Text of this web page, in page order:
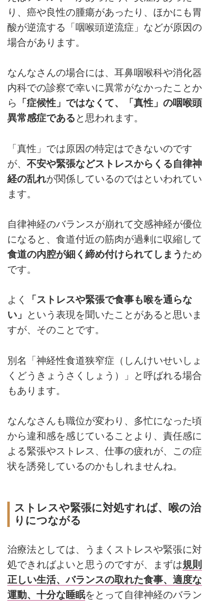
り、癌や良性の腫瘍があったり、ほかにも胃
酸が逆流する「咽喉頭逆流症」などが原因の
場合があります。
なんなさんの場合には、耳鼻咽喉科や消化器
内科での診察で幸いに異常がなかったことか
ら
「症候性」ではなくて、「真性」の咽喉頭
異常感症である と思われます。
「真性」では原因の特定はできないのです
が、 不安や緊張などストレスからくる自律神
経の乱れが関係しているのではといわれてい
ます。
自律神経のバランスが崩れて交感神経が優位
になると、食道付近の筋肉が過剰に収縮して
食道の内腔が細く締め付けられてしまう ため
です。
よく
「ストレスや緊張で食事も喉を通らな
い」
という表現を聞いたことがあると思いま
すが、そのことです。
別名「神経性食道狭窄症（しんけいせいしょ
くどうきょうさくしょう）」と呼ばれる場合
もあります。
なんなさんも職位が変わり、多忙になった頃
から違和感を感じていることより、責任感に
よる緊張やストレス、仕事の疲れが、この症
状を誘発しているのかもしれませんね。
ストレスや緊張に対処すれば、喉の治
りにつながる
治療法としては、うまくストレスや緊張に対
処できればよいと思うのですが、まずは規則
正しい生活、バランスの取れた食事、適度な
運動、十分な睡眠をとって自律神経のバラン